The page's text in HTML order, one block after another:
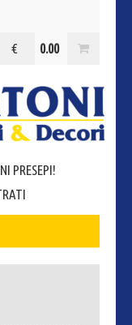
0.00
€
PRESEPI!